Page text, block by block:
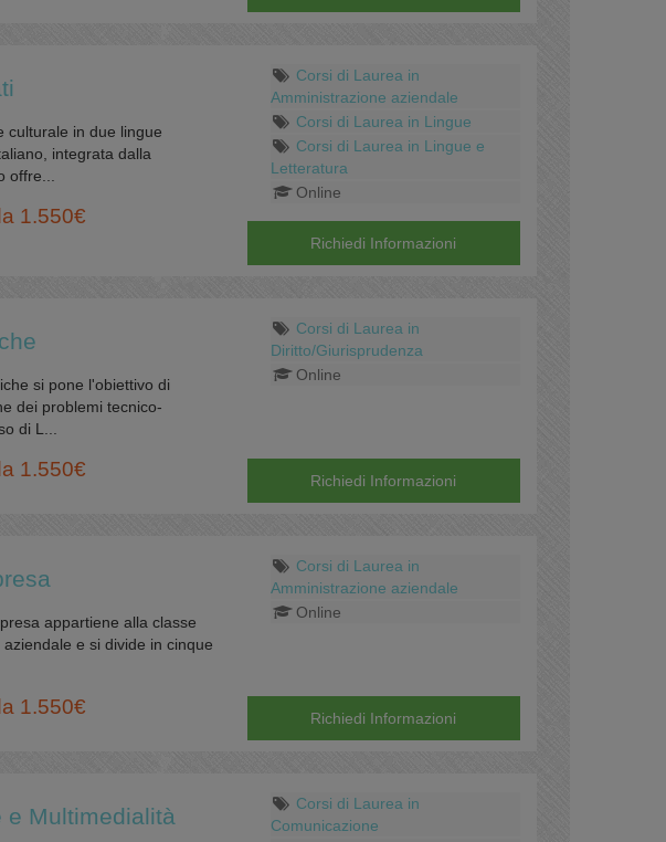
culturale in due lingue
integrata dalla
1.550€
Corsi di Laurea in
Amministrazione aziendale
Corsi di Laurea in Lingue
Corsi di Laurea in Lingue e
Letteratura
Online
Richiedi Informazioni
si pone l'obiettivo di
dei problemi tecnico-
di L...
1.550€
Corsi di Laurea in
Diritto/Giurisprudenza
Online
Richiedi Informazioni
appartiene alla classe
e si divide in cinque
1.550€
Corsi di Laurea in
Amministrazione aziendale
Online
Richiedi Informazioni
e Multimedialità
Corsi di Laurea in
Comunicazione